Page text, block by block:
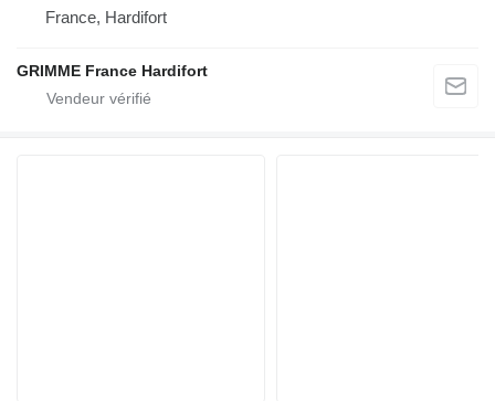
France, Hardifort
GRIMME France Hardifort